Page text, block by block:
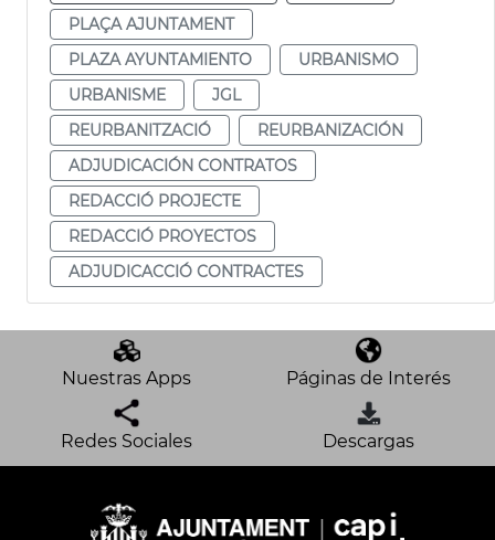
PLAÇA AJUNTAMENT
PLAZA AYUNTAMIENTO
URBANISMO
URBANISME
JGL
REURBANITZACIÓ
REURBANIZACIÓN
ADJUDICACIÓN CONTRATOS
REDACCIÓ PROJECTE
REDACCIÓ PROYECTOS
ADJUDICACCIÓ CONTRACTES
Nuestras Apps Páginas de Interés
Redes Sociales Descargas